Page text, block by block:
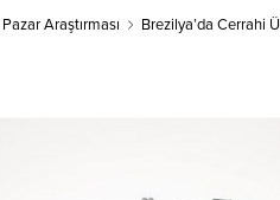
Pazar Araştırması Brezilya’da Cerrahi